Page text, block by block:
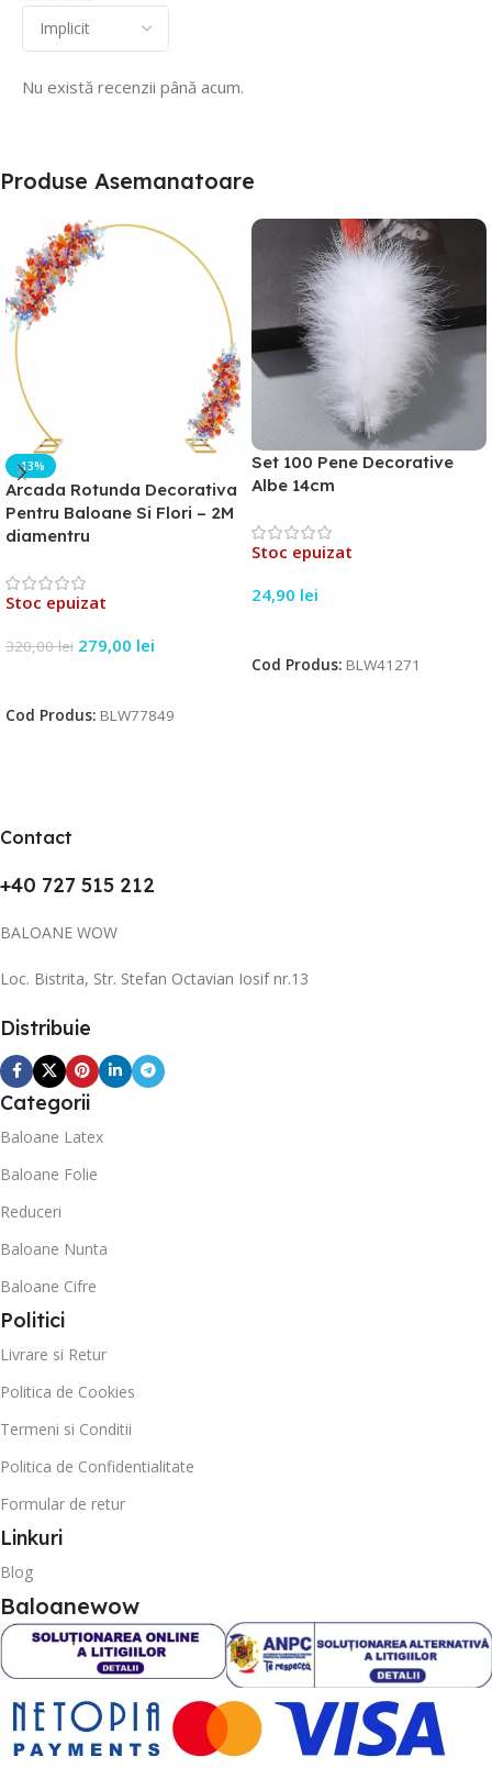
Nu există recenzii până acum.
Produse Asemanatoare
-13%
Arcada Rotunda Decorativa
Pentru Baloane Si Flori – 2M
diamentru
Stoc epuizat
320,00lei 279,00 lei
Cod Produs: BLW77849
Set 100 Pene Decorative
Albe 14cm
Stoc epuizat
24,90 lei
Cod Produs: BLW41271
Contact
+40 727 515 212
BALOANE WOW
Loc. Bistrita, Str. Stefan Octavian Iosif nr.13
Distribuie
Categorii
Baloane Latex
Baloane Folie
Reduceri
Baloane Nunta
Baloane Cifre
Politici
Livrare si Retur
Politica de Cookies
Termeni si Conditii
Politica de Confidentialitate
Formular de retur
Linkuri
Blog
Baloanewow